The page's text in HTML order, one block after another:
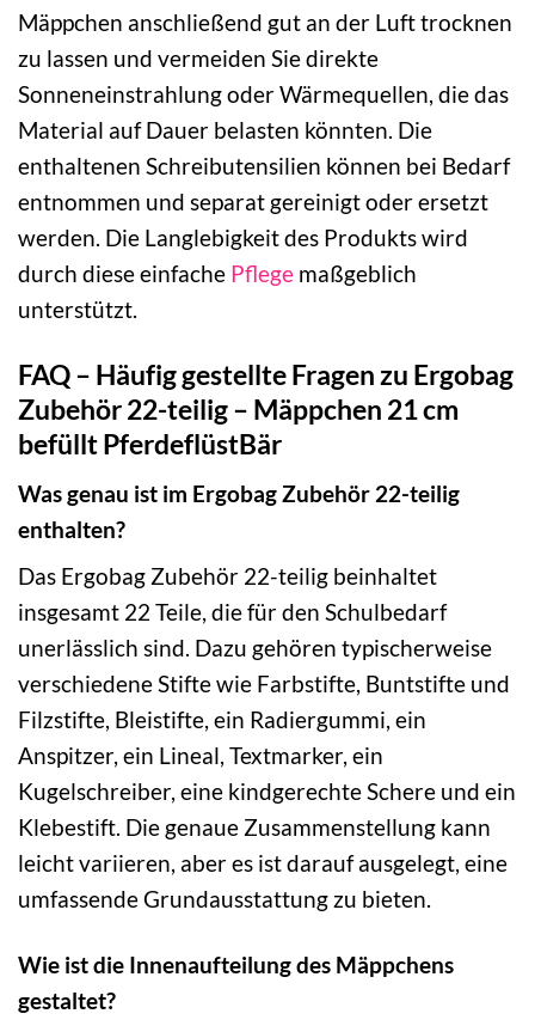
Mäppchen anschließend gut an der Luft trocknen
zu lassen und vermeiden Sie direkte
Sonneneinstrahlung oder Wärmequellen, die das
Material auf Dauer belasten könnten. Die
enthaltenen Schreibutensilien können bei Bedarf
entnommen und separat gereinigt oder ersetzt
werden. Die Langlebigkeit des Produkts wird
durch diese einfache Pflege maßgeblich
unterstützt.
FAQ – Häufig gestellte Fragen zu Ergobag
Zubehör 22-teilig – Mäppchen 21 cm
befüllt PferdeflüstBär
Was genau ist im Ergobag Zubehör 22-teilig
enthalten?
Das Ergobag Zubehör 22-teilig beinhaltet
insgesamt 22 Teile, die für den Schulbedarf
unerlässlich sind. Dazu gehören typischerweise
verschiedene Stifte wie Farbstifte, Buntstifte und
Filzstifte, Bleistifte, ein Radiergummi, ein
Anspitzer, ein Lineal, Textmarker, ein
Kugelschreiber, eine kindgerechte Schere und ein
Klebestift. Die genaue Zusammenstellung kann
leicht variieren, aber es ist darauf ausgelegt, eine
umfassende Grundausstattung zu bieten.
Wie ist die Innenaufteilung des Mäppchens
gestaltet?